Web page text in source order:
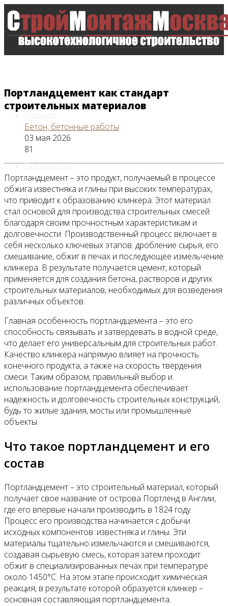
Все новости
Видео
Портландцемент как стандарт
строительных материалов
Бетон, бетонные работы
03 мая 2026
81
Портландцемент – это продукт, получаемый в процессе
обжига известняка и глины при высоких температурах,
что приводит к образованию клинкера. Этот материал
стал основой для производства строительных смесей
благодаря своим прочностным характеристикам и
долговечности. Производственный процесс включает в
себя несколько ключевых этапов: дробление сырья, его
смешивание, обжиг в печах и последующее измельчение
клинкера. В результате получается цемент, который
применяется для создания бетона, растворов и других
строительных материалов, необходимых для возведения
различных объектов.
Главная особенность портландцемента – это его
способность связывать и затвердевать в водной среде,
что делает его универсальным для строительных работ.
Качество клинкера напрямую влияет на прочность
конечного продукта, а также на скорость твердения
смеси. Таким образом, правильный выбор и
использование портландцемента обеспечивает
надежность и долговечность строительных конструкций,
будь то жилые здания, мосты или промышленные
объекты.
Что такое портландцемент и его
состав
Портландцемент – это строительный материал, который
получает свое название от острова Портленд в Англии,
где его впервые начали производить в 1824 году.
Процесс его производства начинается с добычи
исходных компонентов: известняка и глины. Эти
материалы тщательно измельчаются и смешиваются,
создавая сырьевую смесь, которая затем проходит
обжиг в специализированных печах при температуре
около 1450°C. На этом этапе происходит химическая
реакция, в результате которой образуется клинкер –
основная составляющая портландцемента.